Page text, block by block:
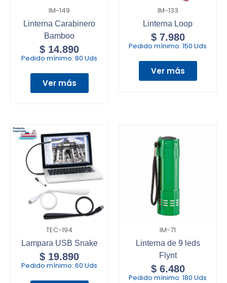
IM-149
Linterna Carabinero
Bamboo
$ 14.890
Pedido mínimo: 80 Uds
Ver más
IM-133
Linterna Loop
$7.980
Pedido mínimo: 150 Uds
Ver más
TEC-194
Lampara USB Snake
$ 19.890
Pedido mínimo: 60 Uds
IM-71
Linterna de 9 leds
Flynt
$6.480
Pedido mínimo: 180 Uds